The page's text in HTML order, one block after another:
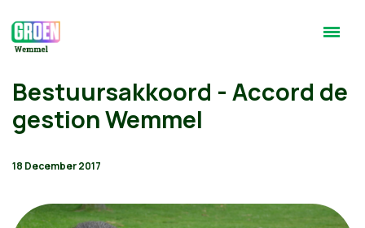
Bestuursakkoord - Accord de
gestion Wemmel
18 December 2017